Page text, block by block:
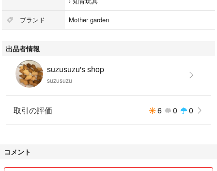
※こちらのものは、大型配送になるので発送日時の調整等ありますので事
前にコメントをお願いします。返品はご遠慮ください。
- 色: ピンク
- 素材: 木製
- 付属品: 鍋、調理器具、食材
- 特徴: ストロベリーデザインの収納引き出し
ご覧いただきありがとうございます。
ブランド Mother garden
出品者情報
suzusuzu's shop
suzusuzu
取引の評価 6 0 0
コメント